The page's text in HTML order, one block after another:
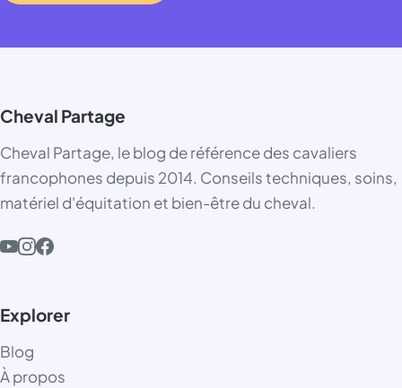
Cheval Partage
Cheval Partage, le blog de référence des cavaliers
francophones depuis 2014. Conseils techniques, soins,
matériel d'équitation et bien-être du cheval.
Explorer
Blog
À propos